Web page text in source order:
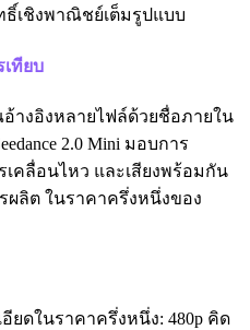
เชิงพาณิชย์เต็มรูปแบบ
ทียบ
างอิงหลายไฟล์ด้วยชื่อภายใน
2.0 Mini มอบการ
คลื่อนไหว และเสียงพร้อมกัน
ลิต ในราคาครึ่งหนึ่งของ
ยดในราคาครึ่งหนึ่ง: 480p คิด